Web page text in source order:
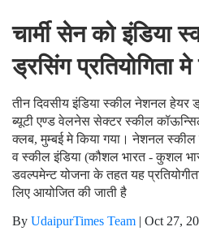
चार्मी सेन को इंडिया
ड्रसिंग प्रतियोगिता मे
तीन दिवसीय इंडिया स्कील नेशनल हेयर
ब्यूटी एण्ड वेलनेस सेक्टर स्कील
क्लब, मुम्बई मे किया गया। नेशनल स्कील
व स्कील इंडिया (कौशल भारत - कुशल
डवल्पमेन्ट योजना के तहत यह
लिए आयोजित की जाती है
By UdaipurTimes Team | Oct 27,